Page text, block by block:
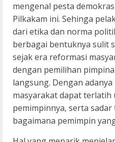
mengenal pesta
Pilkakam ini. Sehinga
dari etika dan norma
berbagai bentuknya sulit
sejak era reformasi
dengan pemilihan
langsung. Dengan
masyarakat dapat terlatih
pemimpinnya, serta
bagaimana pemimpin